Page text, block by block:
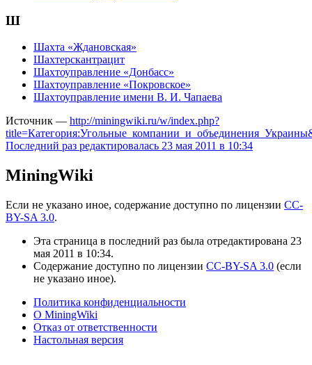
Ш
Шахта «Ждановская»
Шахтерскантрацит
Шахтоуправление «Донбасс»
Шахтоуправление «Покровское»
Шахтоуправление имени В. И. Чапаева
Источник — http://miningwiki.ru/w/index.php?
Последний раз редактировалась 23 мая 2011 в 10:34
MiningWiki
Если не указано иное, содержание доступно по лицензии CC-
BY-SA 3.0.
Эта страница в последний раз была отредактирована 23
мая 2011 в 10:34.
Содержание доступно по лицензии CC-BY-SA 3.0 (если
не указано иное).
Политика конфиденциальности
О MiningWiki
Отказ от ответственности
Настольная версия